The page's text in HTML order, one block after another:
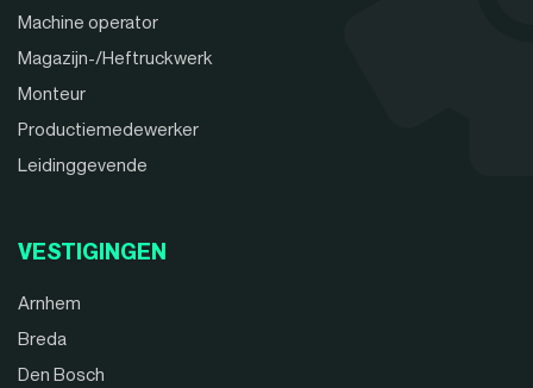
Machine operator
Magazijn-/Heftruckwerk
Monteur
Productiemedewerker
Leidinggevende
VESTIGINGEN
Arnhem
Breda
Den Bosch